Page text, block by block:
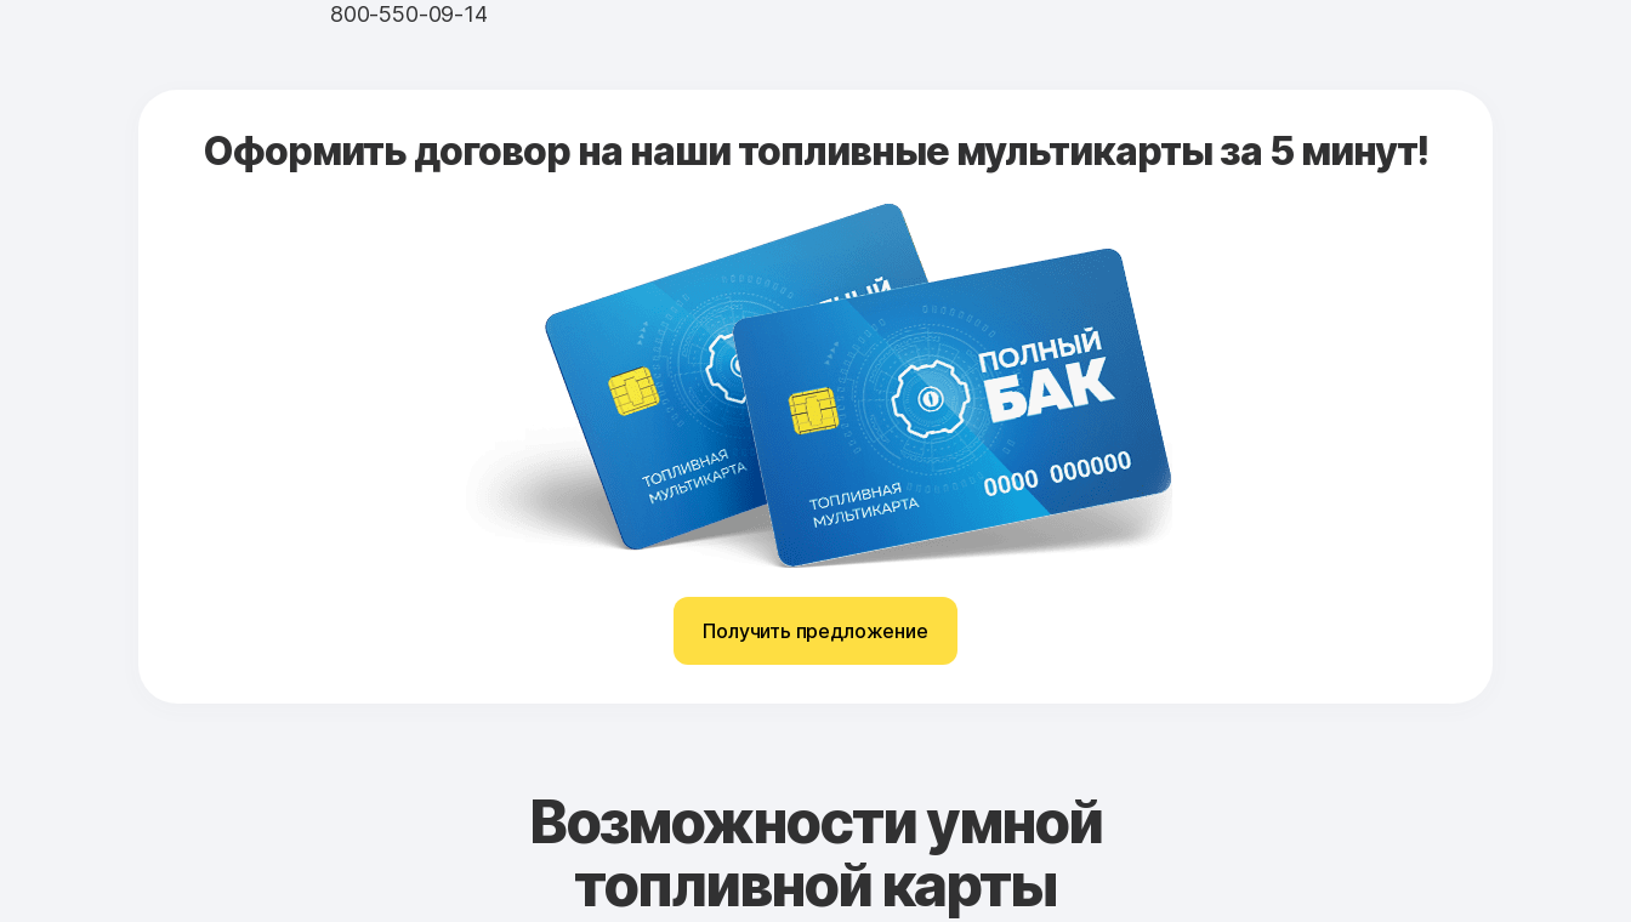
800-550-09-14
Оформить договор на наши топливные мультикарты за 5 минут!
Получить предложение
Возможности умной
топливной карты